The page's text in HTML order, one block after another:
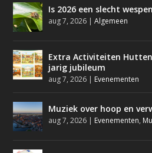
Is 2026 een slecht
aug 7, 2026 |Algemeen
Extra Activiteiten
jarig jubileum
aug 7, 2026 Evenementen
Muziek over hoop en
aug 7, 2026 Evenementen,